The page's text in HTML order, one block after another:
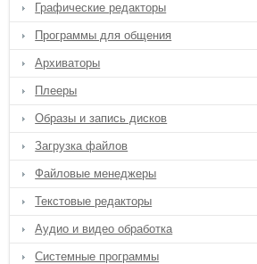
Графические редакторы
Программы для общения
Архиваторы
Плееры
Образы и запись дисков
Загрузка файлов
Файловые менеджеры
Текстовые редакторы
Аудио и видео обработка
Системные программы